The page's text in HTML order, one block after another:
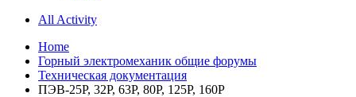
All Activity
Home
Горный электромеханик общие форумы
Техническая документация
ПЭВ-25Р, 32Р, 63Р, 80Р, 125Р, 160Р